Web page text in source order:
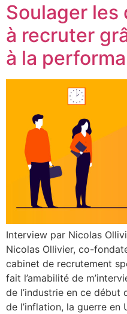
Soulager
à recruter
à la
Interview par Nicolas
Nicolas Ollivier, co-
cabinet de recrutement
fait l’amabilité de
de l’industrie en ce début
de l’inflation, la guerre en